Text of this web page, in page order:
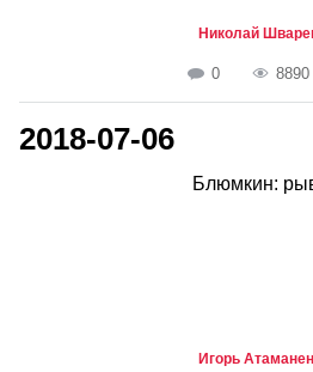
Николай
0 8890
2018-07-06
Блюмкин:
Игорь